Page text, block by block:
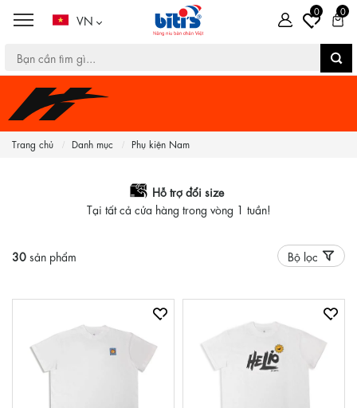
VN
0 0
Trang chủ Danh mục Phụ kiện Nam
Hỗ trợ đổi size
Tại tất cả cửa hàng trong vòng 1 tuần!
30 sản phẩm Bộ lọc